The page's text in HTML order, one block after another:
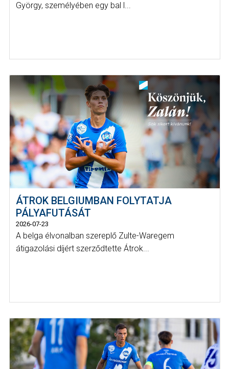
György, személyében egy bal l...
ÁTROK BELGIUMBAN FOLYTATJA
PÁLYAFUTÁSÁT
2026-07-23
A belga élvonalban szereplő Zulte-Waregem
átigazolási díjért szerződtette Átrok...